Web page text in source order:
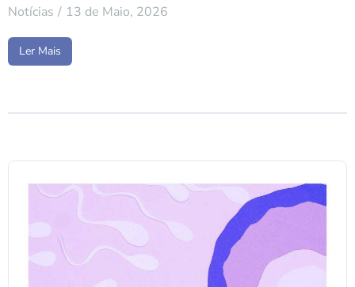
Notícias 13 de Maio, 2026
Ler Mais